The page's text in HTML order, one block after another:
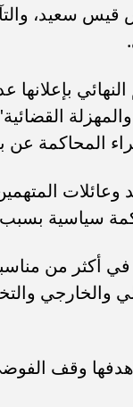
سعيد،
المحاكمة عن
سياسية
أكثر من
والخارجي
هدفها وقف
لمواجهة برشلونة
جامبر